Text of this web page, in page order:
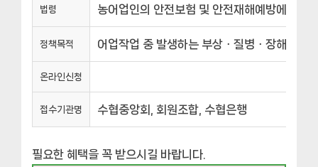
법령 농어업인의 안전보험 및 안전재해예방에 관
정책목적 어업작업 중 발생하는 부상ㆍ질병ㆍ장해 또
온라인신청
접수기관명 수협중앙회, 회원조합, 수협은행
필요한 혜택을 꼭 받으시길 바랍니다.